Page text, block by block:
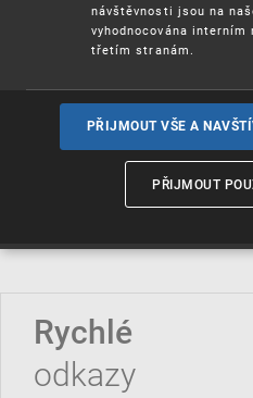
Označení původu
Rychlé
odkazy
návštěvnosti jsou na
vyhodnocována interním
třetím stranám.
PŘIJMOUT VŠE A
PŘIJMOUT